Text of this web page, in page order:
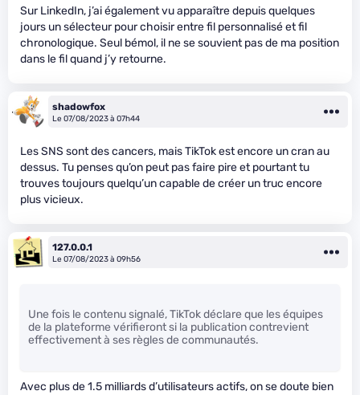
Sur LinkedIn, j’ai également vu apparaître depuis quelques
jours un sélecteur pour choisir entre fil personnalisé et fil
chronologique. Seul bémol, il ne se souvient pas de ma position
dans le fil quand j’y retourne.
shadowfox
Le 07/08/2023 à 07h44
Les SNS sont des cancers, mais TikTok est encore un cran au
dessus. Tu penses qu’on peut pas faire pire et pourtant tu
trouves toujours quelqu’un capable de créer un truc encore
plus vicieux.
127.0.0.1
Le 07/08/2023 à 09h56
Une fois le contenu signalé, TikTok déclare que les équipes
de la plateforme vérifieront si la publication contrevient
effectivement à ses règles de communautés.
Avec plus de 1.5 milliards d’utilisateurs actifs, on se doute bien